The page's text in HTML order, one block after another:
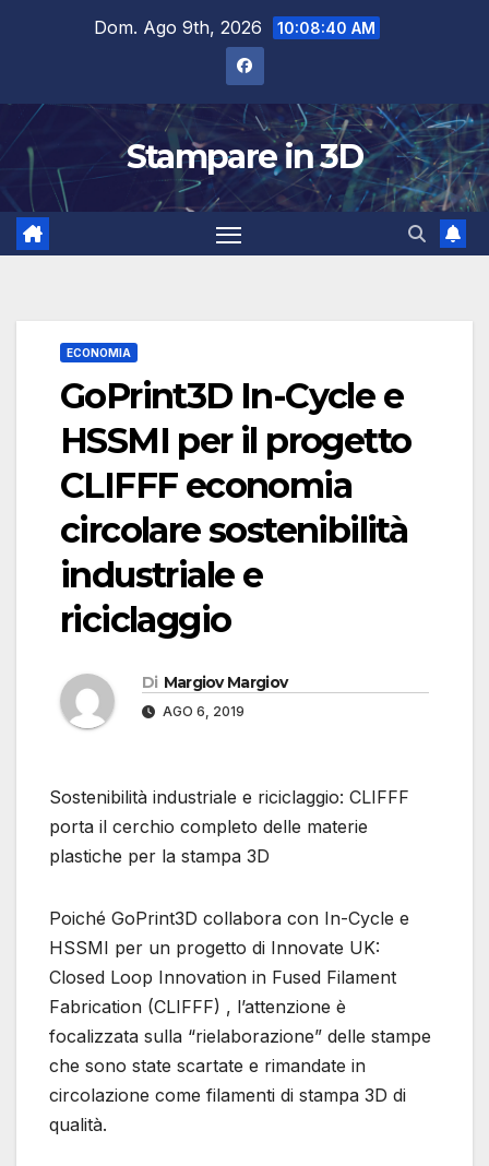
Dom. Ago 9th, 2026 10:08:41 AM
Stampare in 3D
ECONOMIA
GoPrint3D In-Cycle e
HSSMI per il progetto
CLIFFF economia
circolare sostenibilità
industriale e
riciclaggio
Di Margiov Margiov
AGO 6, 2019
Sostenibilità industriale e riciclaggio: CLIFFF
porta il cerchio completo delle materie
plastiche per la stampa 3D
Poiché GoPrint3D collabora con In-Cycle e
HSSMI per un progetto di Innovate UK:
Closed Loop Innovation in Fused Filament
Fabrication (CLIFFF) , l’attenzione è
focalizzata sulla “rielaborazione” delle stampe
che sono state scartate e rimandate in
circolazione come filamenti di stampa 3D di
qualità.